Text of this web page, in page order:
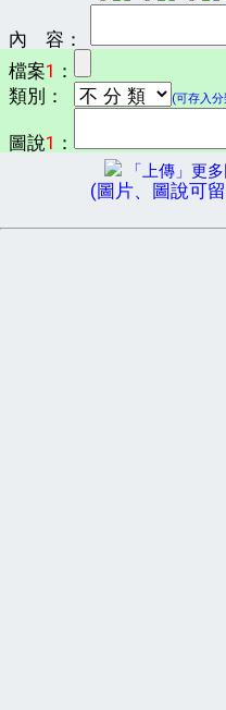
內 容：
檔案1 ：
類別：
(可存入
圖說1 ：
「上傳」更多
(圖片、圖說可